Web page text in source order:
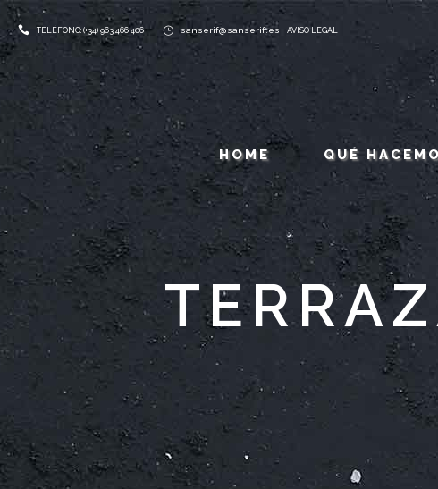
TELÉFONO: (+34) 963 466 406 sanserif@sanserif.es AVISO LEGAL
HOME QUÉ